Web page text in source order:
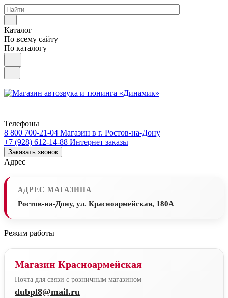
Каталог
По всему сайту
По каталогу
Телефоны
8 800 700-21-04 Магазин в г. Ростов-на-Дону
+7 (928) 612-14-88 Интернет заказы
Заказать звонок
Адрес
АДРЕС МАГАЗИНА
Ростов-на-Дону, ул. Красноармейская, 180А
Режим работы
Магазин Красноармейская
Почта для связи с розничным магазином
dubpl8@mail.ru